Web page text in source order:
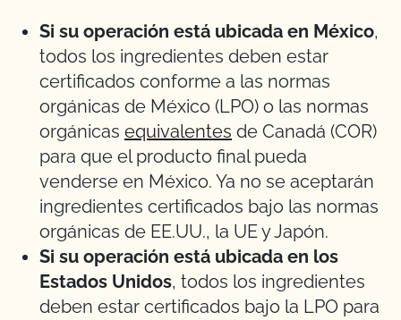
Si su operación está ubicada en México,
todos los ingredientes deben estar
certificados conforme a las normas
orgánicas de México (LPO) o las normas
orgánicas equivalentes de Canadá (COR)
para que el producto final pueda
venderse en México. Ya no se aceptarán
ingredientes certificados bajo las normas
orgánicas de EE.UU., la UE y Japón.
Si su operación está ubicada en los
Estados Unidos, todos los ingredientes
deben estar certificados bajo la LPO para